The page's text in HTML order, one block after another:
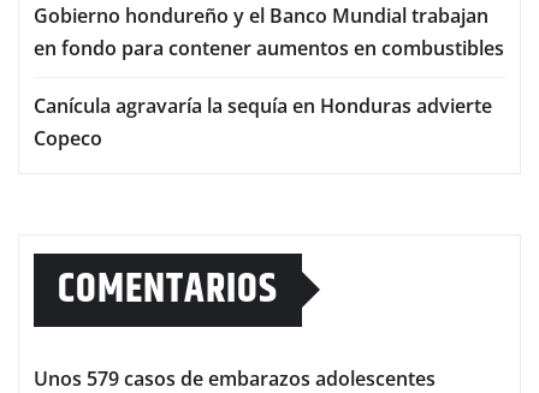
Gobierno hondureño y el Banco Mundial trabajan
en fondo para contener aumentos en combustibles
Canícula agravaría la sequía en Honduras advierte
Copeco
COMENTARIOS
Unos 579 casos de embarazos adolescentes